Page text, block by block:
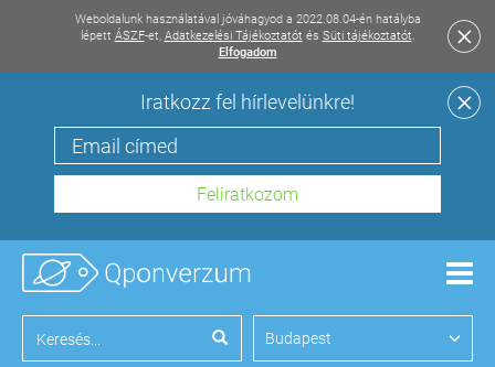
Weboldalunk használatával jóváhagyod a 2022.08.04-én hatályba
lépett ÁSZF-et, Adatkezelési Tájékoztatót és Süti tájékoztatót.
Elfogadom
Iratkozz fel hírlevelünkre!
Budapest